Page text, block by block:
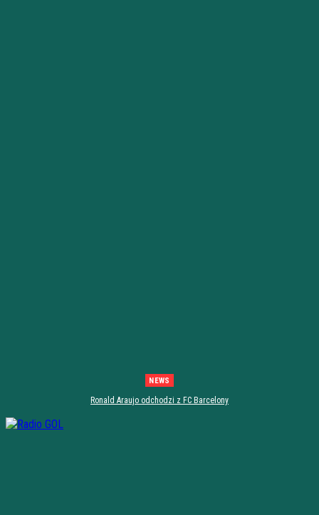
NEWS
Ronald Araujo odchodzi z FC Barcelony